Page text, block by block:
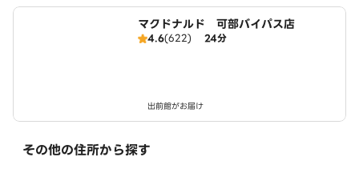
マクドナルド 可部バイパス店
4.6(622) 24分
出前館がお届け
その他の住所から探す